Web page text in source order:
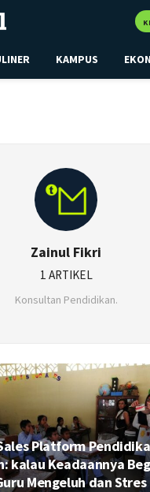
KAMPUS
Zainul Fikri
1 ARTIKEL
Konsultan Pendidikan.
Platform
kalau Keadaannya
Mengeluh dan Stres